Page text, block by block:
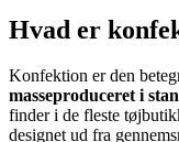
Hvad er
Konfektion er den
masseproduceret i
finder i de fleste
designet ud fra